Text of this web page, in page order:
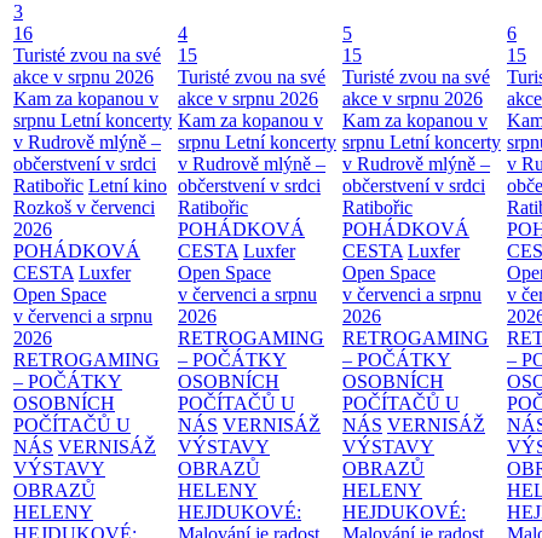
3
16
Turisté zvou na své
akce v srpnu 2026
Kam za kopanou v
srpnu Letní koncerty
v Rudrově mlýně –
občerstvení v srdci
Ratibořic Letní kino
Rozkoš v červenci
2026
POHÁDKOVÁ
CESTA Luxfer
Open Space
v červenci a srpnu
2026
RETROGAMING
– POČÁTKY
OSOBNÍCH
POČÍTAČŮ U
NÁS VERNISÁŽ
VÝSTAVY
OBRAZŮ
HELENY
4
15
Turisté zvou na své
akce v srpnu 2026
Kam za kopanou v
srpnu Letní koncerty
v Rudrově mlýně –
občerstvení v srdci
Ratibořic
POHÁDKOVÁ
CESTA Luxfer
Open Space
v červenci a srpnu
2026
RETROGAMING
– POČÁTKY
OSOBNÍCH
POČÍTAČŮ U
NÁS VERNISÁŽ
VÝSTAVY
OBRAZŮ
HELENY
HEJDUKOVÉ:
5
15
Turisté zvou na své
akce v srpnu 2026
Kam za kopanou v
srpnu Letní koncerty
v Rudrově mlýně –
občerstvení v srdci
Ratibořic
POHÁDKOVÁ
CESTA Luxfer
Open Space
v červenci a srpnu
2026
RETROGAMING
– POČÁTKY
OSOBNÍCH
POČÍTAČŮ U
NÁS VERNISÁŽ
VÝSTAVY
OBRAZŮ
HELENY
HEJDUKOVÉ:
6
15
v
v
–